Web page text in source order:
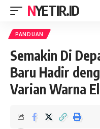
NYETIR.ID
PANDUAN
Semakin Di
Baru Hadir
Varian Warna